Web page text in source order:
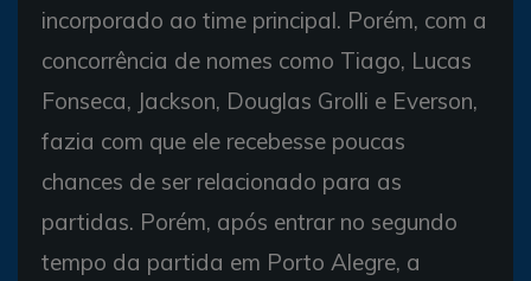
incorporado ao time principal. Porém, com a
concorrência de nomes como Tiago, Lucas
Fonseca, Jackson, Douglas Grolli e Everson,
fazia com que ele recebesse poucas
chances de ser relacionado para as
partidas. Porém, após entrar no segundo
tempo da partida em Porto Alegre, a